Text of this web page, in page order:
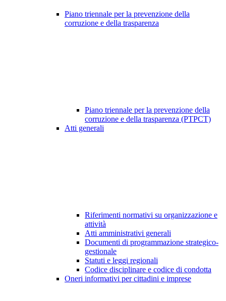
Piano triennale per la prevenzione della
corruzione e della trasparenza
Piano triennale per la prevenzione della
corruzione e della trasparenza (PTPCT)
Atti generali
Riferimenti normativi su organizzazione e
attività
Atti amministrativi generali
Documenti di programmazione strategico-
gestionale
Statuti e leggi regionali
Codice disciplinare e codice di condotta
Oneri informativi per cittadini e imprese